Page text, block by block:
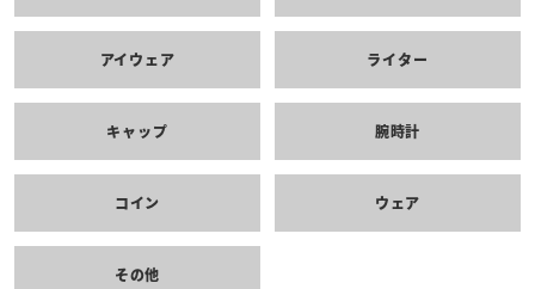
アイウェア ライター
キャップ 腕時計
コイン ウェア
その他